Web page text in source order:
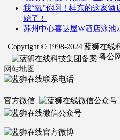
我“氧”你啊！桂东的这家酒
始了！
苏州中心喜达屋W酒店泳池
Copyright © 1998-2024 蓝狮在
粤公
网站地图
官方微信